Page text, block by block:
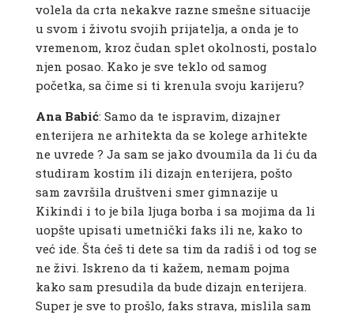
volela da crta nekakve razne smešne situacije
u svom i životu svojih prijatelja, a onda je to
vremenom, kroz čudan splet okolnosti, postalo
njen posao. Kako je sve teklo od samog
početka, sa čime si ti krenula svoju karijeru?
Ana Babić: Samo da te ispravim, dizajner
enterijera ne arhitekta da se kolege arhitekte
ne uvrede ? Ja sam se jako dvoumila da li ću da
studiram kostim ili dizajn enterijera, pošto
sam završila društveni smer gimnazije u
Kikindi i to je bila ljuga borba i sa mojima da li
uopšte upisati umetnički faks ili ne, kako to
već ide. Šta ćeš ti dete sa tim da radiš i od tog se
ne živi. Iskreno da ti kažem, nemam pojma
kako sam presudila da bude dizajn enterijera.
Super je sve to prošlo, faks strava, mislila sam